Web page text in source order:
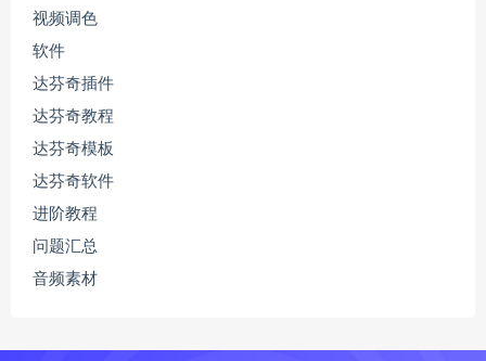
视频调色
软件
达芬奇插件
达芬奇教程
达芬奇模板
达芬奇软件
进阶教程
问题汇总
音频素材